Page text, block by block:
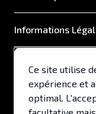
Informations
Support &
Ce site utilise
expérience et
optimal.